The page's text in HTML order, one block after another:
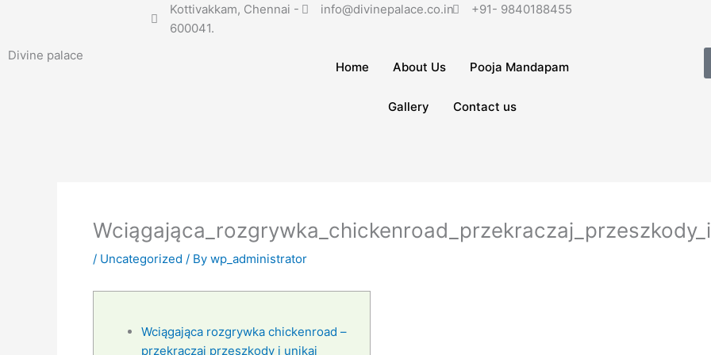
Kottivakkam, Chennai -
600041.
info@divinepalace.co.in +91- 9840188455
Divine palace
Home About Us Pooja Mandapam
Gallery Contact us
/ Uncategorized / By wp_administrator
Wciągająca rozgrywka chickenroad –
przekraczaj przeszkody i unikaj